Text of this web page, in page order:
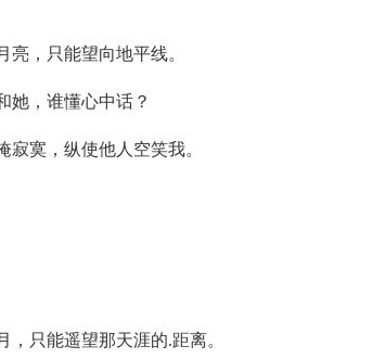
，只能望向地平线。
，谁懂心中话？
寞，纵使他人空笑我。
只能遥望那天涯的.距离。